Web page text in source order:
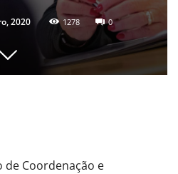
2020 1278 0
de Coordenação e